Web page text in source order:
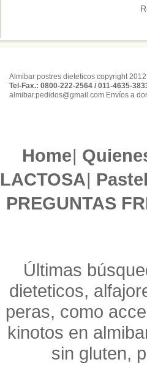
Almibar postres dieteticos copyright
Tel-Fax.: 0800-222-2564 / 011-4635-
almibar.pedidos@gmail.com Envíos a
Home|
LACTOSA|
PREGUNTAS
Últimas
dieteticos,
peras, como
kinotos en
sin gluten,